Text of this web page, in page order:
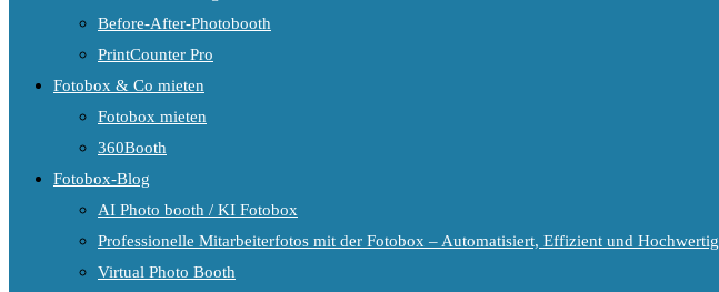
Before-After-Photobooth
PrintCounter Pro
Fotobox & Co mieten
Fotobox mieten
360Booth
Fotobox-Blog
AI Photo booth / KI Fotobox
Professionelle Mitarbeiterfotos mit der Fotobox – Automatisiert, Effizient und Hochwertig
Virtual Photo Booth